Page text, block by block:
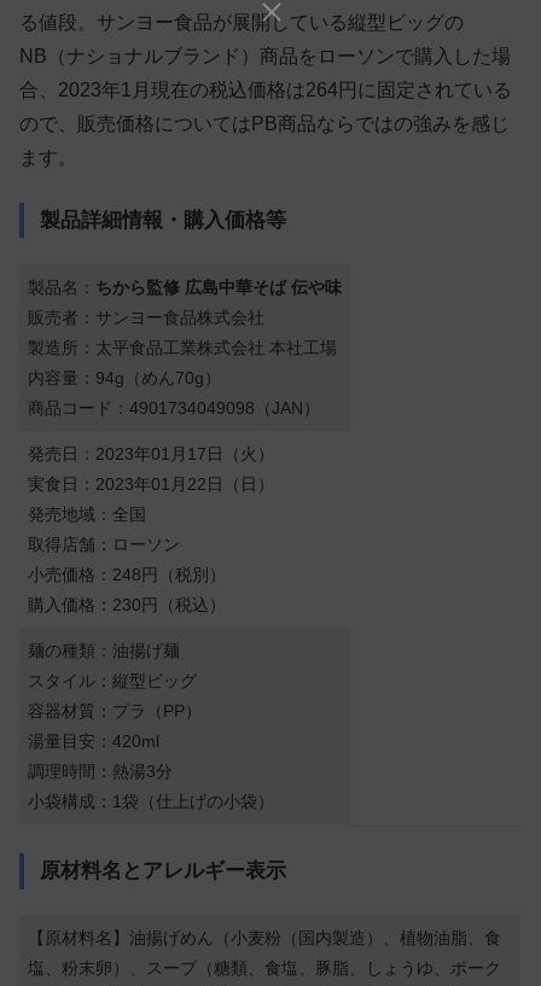
る値段。サンヨー食品が展開している縦型ビッグの
NB（ナショナルブランド）商品をローソンで購入した場
合、2023年1月現在の税込価格は264円に固定されている
ので、販売価格についてはPB商品ならではの強みを感じ
ます。
製品詳細情報・購入価格等
製品名： ちから監修 広島中華そば 伝や味
販売者：サンヨー食品株式会社
製造所：太平食品工業株式会社 本社工場
内容量：94g（めん70g）
商品コード：4901734049098（JAN）
発売日：2023年01月17日（火）
実食日：2023年01月22日（日）
発売地域：全国
取得店舗：ローソン
小売価格：248円（税別）
購入価格：230円（税込）
麺の種類：油揚げ麺
スタイル：縦型ビッグ
容器材質：プラ（PP）
湯量目安：420ml
調理時間：熱湯3分
小袋構成：1袋（仕上げの小袋）
原材料名とアレルギー表示
【原材料名】油揚げめん（小麦粉（国内製造）、植物油脂、食
塩、粉末卵）、スープ（糖類、食塩、豚脂、しょうゆ、ポーク